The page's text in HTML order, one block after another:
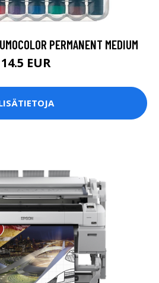
PERMANENT MEDIUM
14.5 EUR